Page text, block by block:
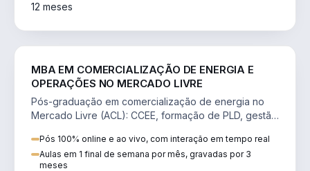
12 meses
MBA EM COMERCIALIZAÇÃO DE ENERGIA E
OPERAÇÕES NO MERCADO LIVRE
Pós-graduação em comercialização de energia no
Mercado Livre (ACL): CCEE, formação de PLD, gestão
Pós 100% online e ao vivo, com interação em tempo real
Aulas em 1 final de semana por mês, gravadas por 3
meses